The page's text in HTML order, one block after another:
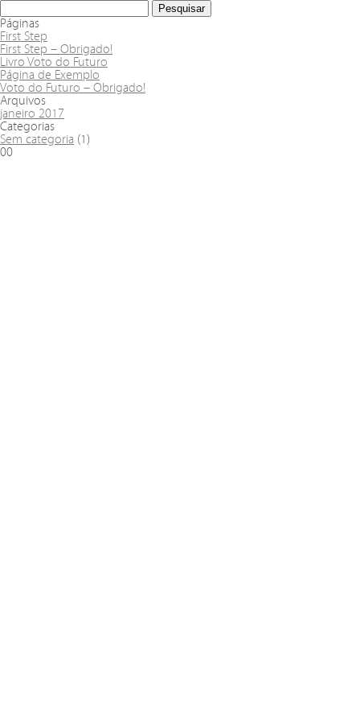
Páginas
First Step
First Step – Obrigado!
Livro Voto do Futuro
Página de Exemplo
Voto do Futuro – Obrigado!
Arquivos
janeiro 2017
Categorias
Sem categoria (1)
00